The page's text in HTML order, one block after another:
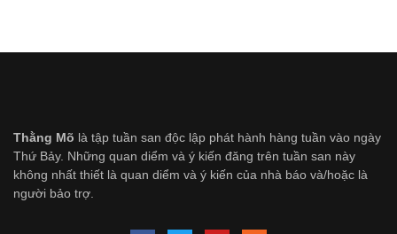
Thằng Mõ là tập tuần san độc lập phát hành hàng tuần vào ngày
Thứ Bảy. Những quan diểm và ý kiến đăng trên tuần san này
không nhất thiết là quan diểm và ý kiến của nhà báo và/hoặc là
người bảo trợ.